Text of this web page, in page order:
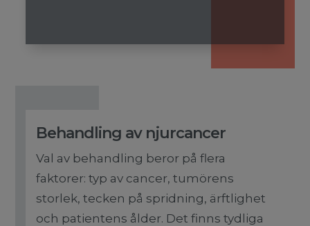
Behandling av njurcancer
Val av behandling beror på flera
faktorer: typ av cancer, tumörens
storlek, tecken på spridning, ärftlighet
och patientens ålder. Det finns tydliga